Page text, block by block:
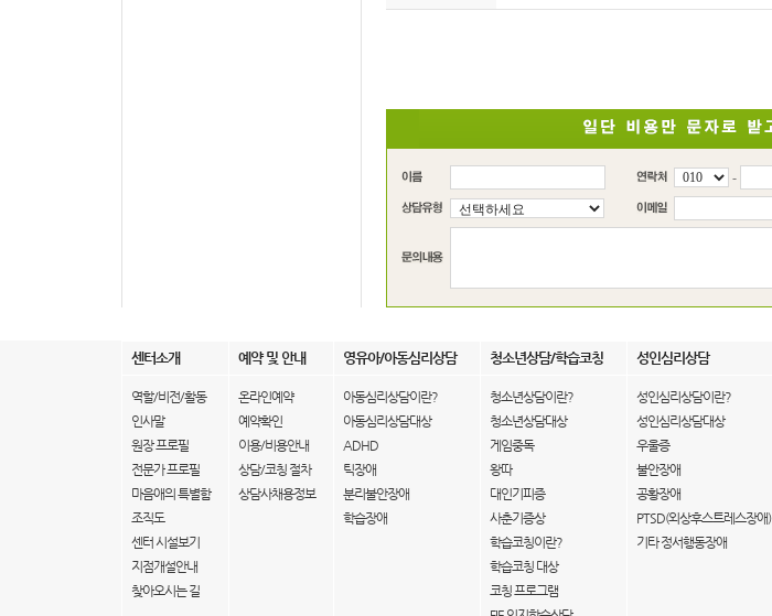
-
센터소개 예약 및 안내 영유아/아동심리상담 청소년상담/학습코칭 성인심리상담
역할/비전/활동
인사말
원장 프로필
전문가 프로필
마음애의 특별함
조직도
센터 시설보기
지점개설안내
찾아오시는 길
온라인예약
예약확인
이용/비용안내
상담/코칭 절차
상담사채용정보
아동심리상담이란?
아동심리상담대상
ADHD
틱장애
분리불안장애
학습장애
청소년상담이란?
청소년상담대상
게임중독
왕따
대인기피증
사춘기증상
학습코칭이란?
학습코칭 대상
코칭 프로그램
성인심리상담이란?
성인심리상담대상
우울증
불안장애
공황장애
PTSD(외상후스트레스장애)
기타 정서행동장애